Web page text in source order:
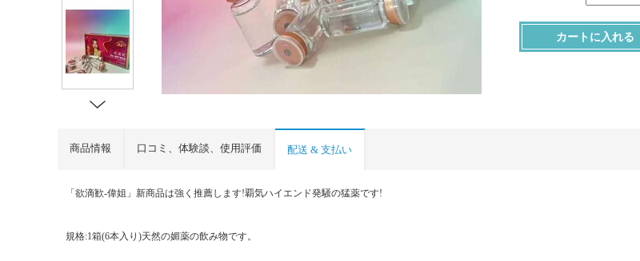
カートに入れる
商品情報 口コミ、体験談、使用評価 配送 & 支払い
「欲滴歓-偉姐」新商品は強く推薦します!覇気ハイエンド発騒の猛薬です!
規格:1箱(6本入り)天然の媚薬の飲み物です。